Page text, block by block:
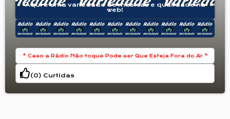
Aqui é uma variedade de músicas e qualidade na
web!
* Caso a Rádio Não toque Pode ser Que Esteja Fora do Ar *
(0) Curtidas